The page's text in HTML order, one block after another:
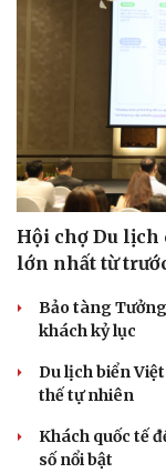
Hội chợ Du lịch
lớn nhất từ
Bảo tàng
khách kỷ lục
Du lịch biển
thế tự nhiên
Khách quốc tế
số nổi bật